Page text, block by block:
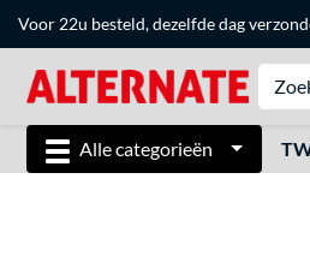
Voor 22u besteld, dezelfde dag
Alle categorieën